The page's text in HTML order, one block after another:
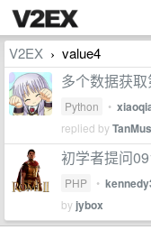
V2EX › value4
多个数据获
Python •
replied by
初学者提问
PHP •
by jybox